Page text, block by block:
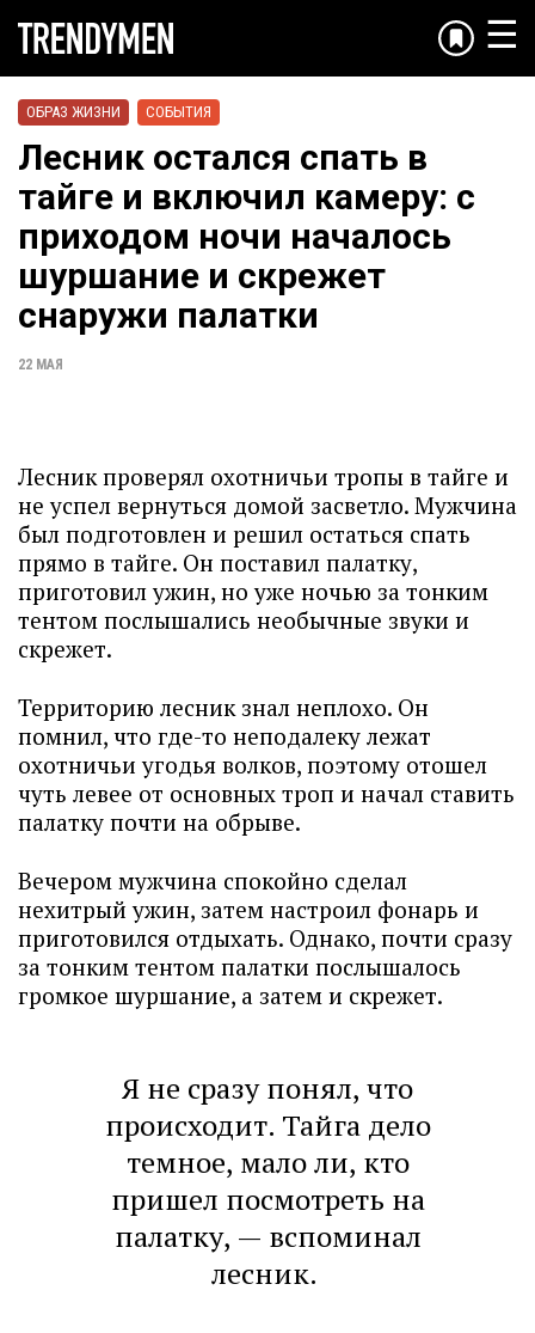
☰
ОБРАЗ ЖИЗНИ СОБЫТИЯ
Лесник остался спать в
тайге и включил камеру: с
приходом ночи началось
шуршание и скрежет
снаружи палатки
22 МАЯ
Лесник проверял охотничьи тропы в тайге и
не успел вернуться домой засветло. Мужчина
был подготовлен и решил остаться спать
прямо в тайге. Он поставил палатку,
приготовил ужин, но уже ночью за тонким
тентом послышались необычные звуки и
скрежет.
Территорию лесник знал неплохо. Он
помнил, что где-то неподалеку лежат
охотничьи угодья волков, поэтому отошел
чуть левее от основных троп и начал ставить
палатку почти на обрыве.
Вечером мужчина спокойно сделал
нехитрый ужин, затем настроил фонарь и
приготовился отдыхать. Однако, почти сразу
за тонким тентом палатки послышалось
громкое шуршание, а затем и скрежет.
Я не сразу понял, что
происходит. Тайга дело
темное, мало ли, кто
пришел посмотреть на
палатку, — вспоминал
лесник.